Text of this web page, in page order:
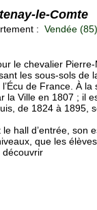
le-Comte
: Vendée (85)
le chevalier
les sous-sols de
de France. À la
la Ville en 1807 ; il
de 1824 à 1895,
hall d’entrée, son
que les
découvrir